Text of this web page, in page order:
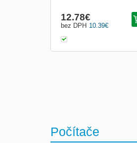
10.39€
bez DPH
12.78€
Počítače